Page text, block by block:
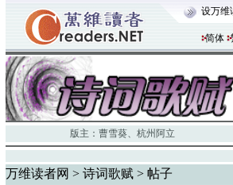
设万维
简体
版主： 曹雪葵、 杭州阿立
万维读者网 > 诗词歌赋 > 帖子